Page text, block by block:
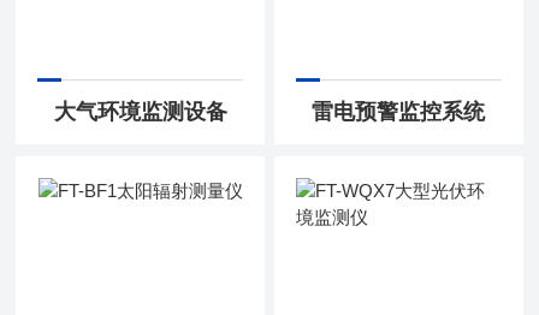
大气环境监测设备 雷电预警监控系统